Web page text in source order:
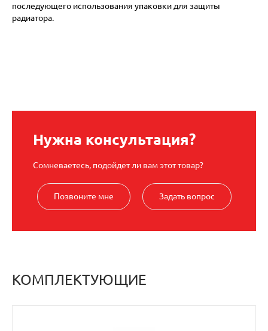
последующего использования упаковки для защиты
радиатора.
Нужна консультация?
Сомневаетесь, подойдет ли вам этот товар?
Позвоните мне Задать вопрос
КОМПЛЕКТУЮЩИЕ